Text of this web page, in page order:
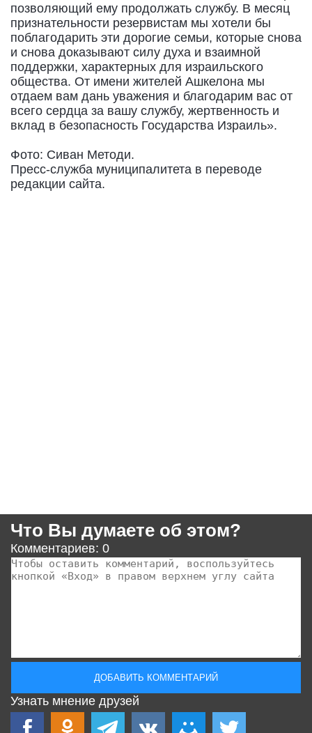
позволяющий ему продолжать службу. В месяц
признательности резервистам мы хотели бы
поблагодарить эти дорогие семьи, которые снова
и снова доказывают силу духа и взаимной
поддержки, характерных для израильского
общества. От имени жителей Ашкелона мы
отдаем вам дань уважения и благодарим вас от
всего сердца за вашу службу, жертвенность и
вклад в безопасность Государства Израиль».
Фото: Сиван Методи.
Пресс-служба муниципалитета в переводе
редакции сайта.
Что Вы думаете об этом?
Комментариев: 0
Узнать мнение друзей